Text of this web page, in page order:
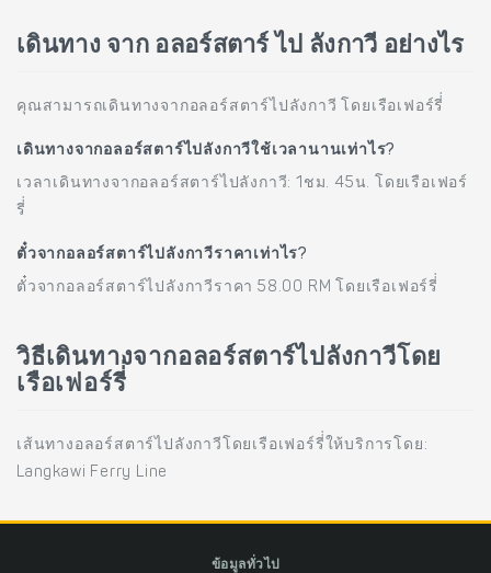
เดินทาง จาก อลอร์สตาร์ ไป ลังกาวี อย่างไร
คุณสามารถเดินทางจากอลอร์สตาร์ไปลังกาวี โดยเรือเฟอร์รี่่
เดินทางจากอลอร์สตาร์ไปลังกาวีใช้เวลานานเท่าไร?
เวลาเดินทางจากอลอร์สตาร์ไปลังกาวี: 1ชม. 45น. โดยเรือเฟอร์
รี่่
ตั๋วจากอลอร์สตาร์ไปลังกาวีราคาเท่าไร?
ตั๋วจากอลอร์สตาร์ไปลังกาวีราคา 58.00 RM โดยเรือเฟอร์รี่่
วิธีเดินทางจากอลอร์สตาร์ไปลังกาวีโดย
เรือเฟอร์รี่่
เส้นทางอลอร์สตาร์ไปลังกาวีโดยเรือเฟอร์รี่่ให้บริการโดย:
Langkawi Ferry Line
ข้อมูลทั่วไป